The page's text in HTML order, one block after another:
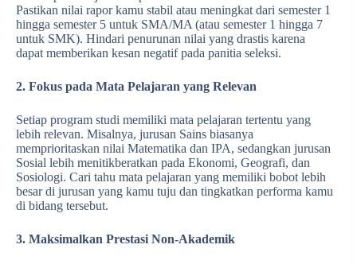
Pastikan nilai rapor kamu stabil atau meningkat dari semester 1
hingga semester 5 untuk SMA/MA (atau semester 1 hingga 7
untuk SMK). Hindari penurunan nilai yang drastis karena
dapat memberikan kesan negatif pada panitia seleksi.
2. Fokus pada Mata Pelajaran yang Relevan
Setiap program studi memiliki mata pelajaran tertentu yang
lebih relevan. Misalnya, jurusan Sains biasanya
memprioritaskan nilai Matematika dan IPA, sedangkan jurusan
Sosial lebih menitikberatkan pada Ekonomi, Geografi, dan
Sosiologi. Cari tahu mata pelajaran yang memiliki bobot lebih
besar di jurusan yang kamu tuju dan tingkatkan performa kamu
di bidang tersebut.
3. Maksimalkan Prestasi Non-Akademik